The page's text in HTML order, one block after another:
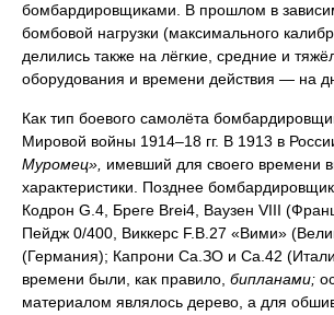
бомбардировщиками. В прошлом в
бомбовой нагрузки (максимального
делились также на лёгкие, средние и
оборудования и времени действия — на
Как тип боевого самолёта
Мировой войны 1914–18 гг. В 1913 в
Муромец», имевший для своего времени
характеристики. Позднее
Кодрон G.4, Бреге Brei4, Ваузен VIII
Пейдж 0/400, Виккерс F.B.27 «Вими»
(Германия); Капрони Са.ЗО и Са.42
времени были, как правило, бипланами;
материалом являлось дерево, а для